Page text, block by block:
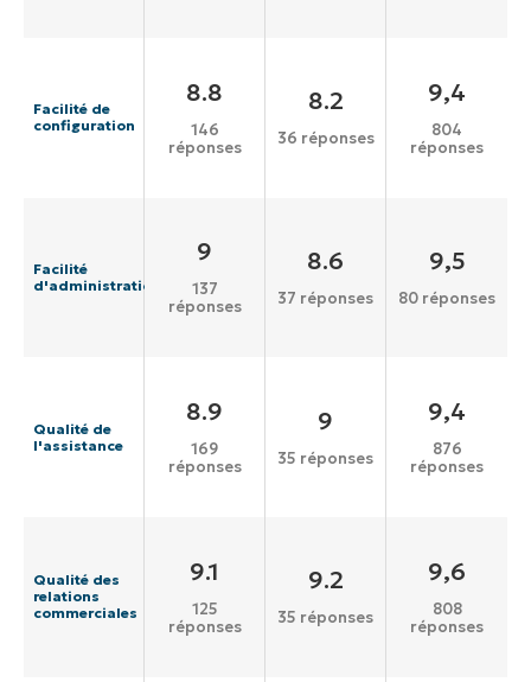
Facilité de
configuration
8.8
146
réponses
8.2
36 réponses
9,4
804
réponses
Facilité
d'administration
9
137
réponses
8.6
37 réponses
9,5
80 réponses
Qualité de
l'assistance
8.9
169
réponses
9
35 réponses
9,4
876
réponses
Qualité des
relations
commerciales
9.1
125
réponses
9.2
35 réponses
9,6
808
réponses